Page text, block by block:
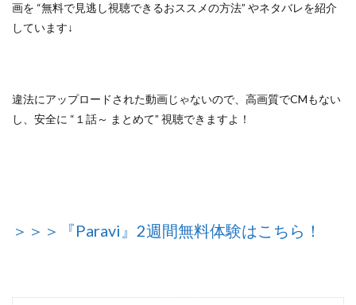
画を “無料で見逃し視聴できるおススメの方法” やネタバレを紹介
しています↓
違法にアップロードされた動画じゃないので 、高画質でCMもない
し、安全に “１話～ まとめて” 視聴できますよ！
＞＞＞『Paravi』2週間無料体験はこちら！